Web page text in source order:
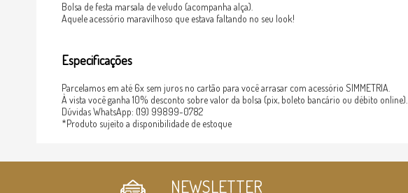
Bolsa de festa marsala de veludo (acompanha alça).
Aquele acessório maravilhoso que estava faltando no seu look!
Especificações
Parcelamos em até 6x sem juros no cartão para você arrasar com acessório SIMMETRIA.
À vista você ganha 10% desconto sobre valor da bolsa (pix, boleto bancário ou débito online).
Dúvidas WhatsApp: (19) 99899-0782
*Produto sujeito a disponibilidade de estoque
NEWSLETTER